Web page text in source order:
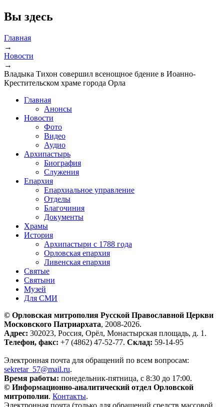
Вы здесь
Главная
→
Новости
→
Владыка Тихон совершил всенощное бдение в Иоанно-
Крестительском храме города Орла
Главная
Анонсы
Новости
Фото
Видео
Аудио
Архипастырь
Биография
Служения
Епархия
Епархиальное управление
Отделы
Благочиния
Документы
Храмы
История
Архипастыри с 1788 года
Орловская епархия
Ливенская епархия
Святые
Святыни
Музей
Для СМИ
© Орловская митрополия Русской Православной Церкви
Московского Патриархата, 2008-2026.
Адрес: 302023, Россия, Орёл, Монастырская площадь, д. 1.
Телефон, факс: +7 (4862) 47-52-77. Склад: 59-14-95
Электронная почта для обращений по всем вопросам:
sekretar_57@mail.ru.
Время работы: понедельник-пятница, с 8:30 до 17:00.
© Информационно-аналитический отдел Орловской
митрополии. Контакты.
Электронная почта (только для обращений средств массовой